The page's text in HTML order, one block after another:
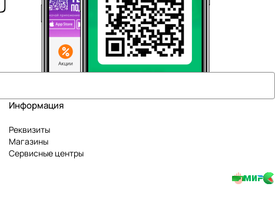
Информация
Реквизиты
Магазины
Сервисные центры